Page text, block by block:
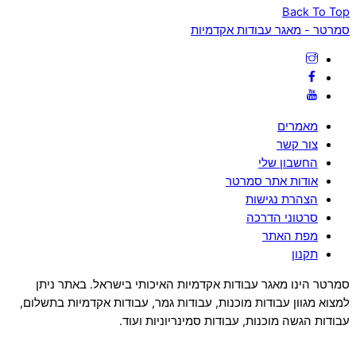
Back To Top
סמרטר - מאגר עבודות אקדמיות
מאמרים
צור קשר
החשבון שלי
אודות אתר סמרטר
הצהרת נגישות
סרטוני הדרכה
מפת האתר
תקנון
סמרטר הינו מאגר עבודות אקדמיות האיכותי בישראל. באתר ניתן
למצוא מגוון עבודות מוכנות, עבודות גמר, עבודות אקדמיות בתשלום,
עבודות הגשה מוכנות, עבודות סמינריוניות ועוד.